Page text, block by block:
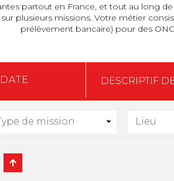
partout en France, et tout au long
plusieurs missions. Votre métier
prélèvement bancaire) pour des
DATE DESCRIPTIF